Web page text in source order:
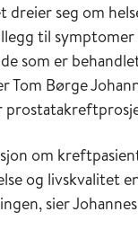
dreier seg om
til
som er
Tom Børge
om
og livskvalitet
sier